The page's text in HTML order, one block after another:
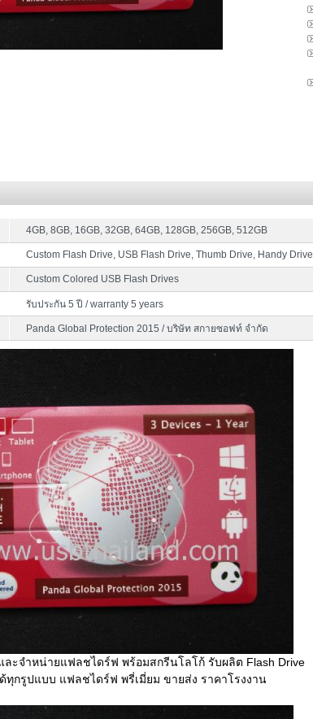
4GB, 8GB, 16GB, 32GB, 64GB, 128GB, 256GB, 512GB
Custom Flash Drive, USB Flash Drive, Thumb Drive, Handy Drive
Custom Colored USB Flash Drives
รับประกัน 5 ปี / warranty 5 years
Panda Global Protection 2015 / บริษัท สกายซอฟท์ จำกัด
ละจำหน่ายแฟลชไดร์ฟ พร้อมสกรีนโลโก้ รับผลิต Flash Drive
กรูปแบบ แฟลชไดร์ฟ พรี่เมี่ยม ขายส่ง ราคาโรงงาน